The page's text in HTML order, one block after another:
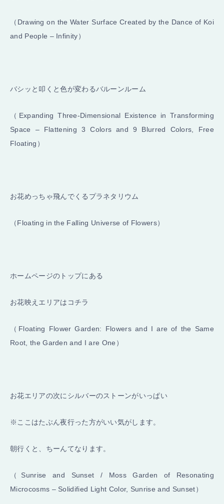
（Drawing on the Water Surface Created by the Dance of Koi
and People – Infinity）
バシッと叩くと色が変わるバルーンルーム
（Expanding Three-Dimensional Existence in Transforming
Space – Flattening 3 Colors and 9 Blurred Colors, Free
Floating）
お花めっちゃ飛んでくるプラネタリウム
（Floating in the Falling Universe of Flowers）
ホームページのトップにある
お花映えエリアはコチラ
（Floating Flower Garden: Flowers and I are of the Same
Root, the Garden and I are One）
お花エリアの次にシルバーのストーンがいっぱい
※ここはたぶん夜行った方がいい気がします。
朝行くと、ちーんてなります。
（Sunrise and Sunset / Moss Garden of Resonating
Microcosms – Solidified Light Color, Sunrise and Sunset）